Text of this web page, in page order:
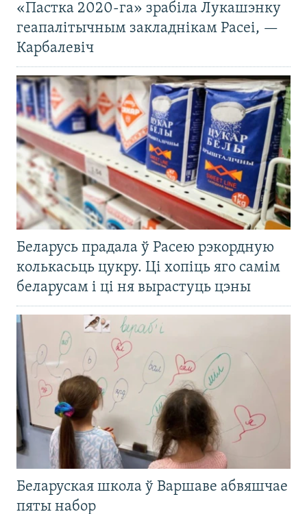
«Пастка 2020-га» зрабіла Лукашэнку
геапалітычным закладнікам Расеі, —
Карбалевіч
Беларусь прадала ў Расею рэкордную
колькасьць цукру. Ці хопіць яго самім
беларусам і ці ня вырастуць цэны
Беларуская школа ў Варшаве абвяшчае
пяты набор